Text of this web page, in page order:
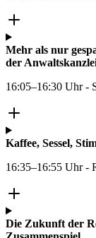
Mehr als nur
der
16:05–16:30 Uhr -
Kaffee, Sessel,
16:35–16:55 Uhr -
Die Zukunft der